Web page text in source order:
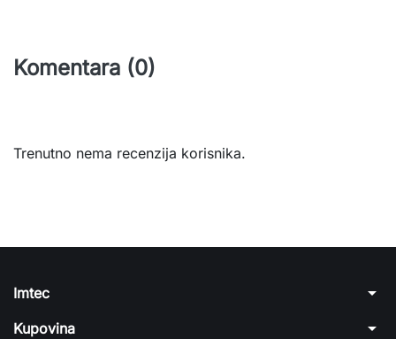
Komentara (0)
Trenutno nema recenzija korisnika.
Imtec arrow_drop_down
Kupovina arrow_drop_down